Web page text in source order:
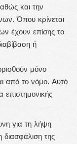
και την
Όπου κρίνεται
έχουν επίσης το
ή
μόνο
από το νόμο. Αυτό
επιστημονικής
για τη λήψη
της